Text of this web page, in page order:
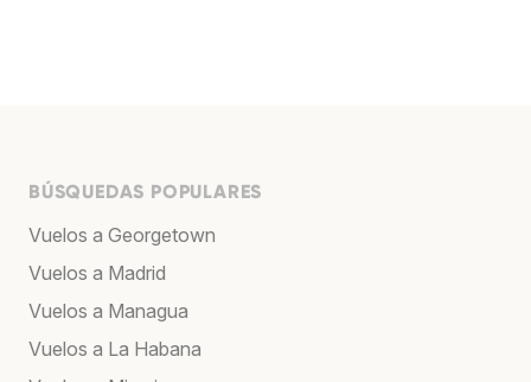
BÚSQUEDAS POPULARES
Vuelos a Georgetown
Vuelos a Madrid
Vuelos a Managua
Vuelos a La Habana